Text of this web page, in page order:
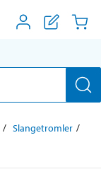
Slangetromler